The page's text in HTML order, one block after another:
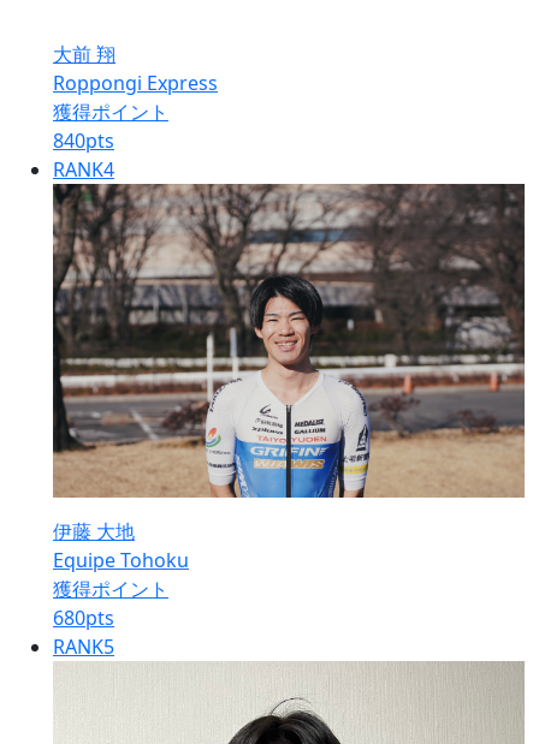
大前 翔
Roppongi Express
獲得ポイント
840pts
RANK4
伊藤 大地
Equipe Tohoku
獲得ポイント
680pts
RANK5